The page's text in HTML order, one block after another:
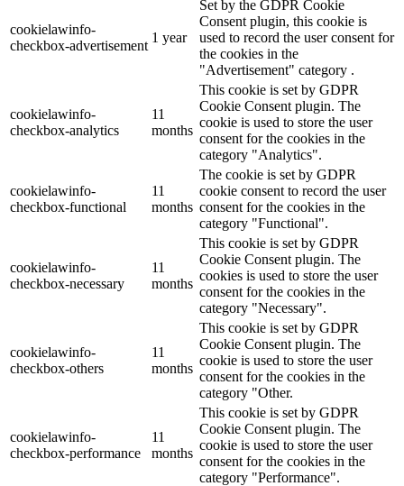
cookielawinfo-
checkbox-advertisement
1 year
Set by the GDPR Cookie
Consent plugin, this cookie is
used to record the user consent for
the cookies in the
"Advertisement" category .
cookielawinfo-
checkbox-analytics
11
months
This cookie is set by GDPR
Cookie Consent plugin. The
cookie is used to store the user
consent for the cookies in the
category "Analytics".
cookielawinfo-
checkbox-functional
11
months
The cookie is set by GDPR
cookie consent to record the user
consent for the cookies in the
category "Functional".
cookielawinfo-
checkbox-necessary
11
months
This cookie is set by GDPR
Cookie Consent plugin. The
cookies is used to store the user
consent for the cookies in the
category "Necessary".
cookielawinfo-
checkbox-others
11
months
This cookie is set by GDPR
Cookie Consent plugin. The
cookie is used to store the user
consent for the cookies in the
category "Other.
cookielawinfo-
checkbox-performance
11
months
This cookie is set by GDPR
Cookie Consent plugin. The
cookie is used to store the user
consent for the cookies in the
category "Performance".